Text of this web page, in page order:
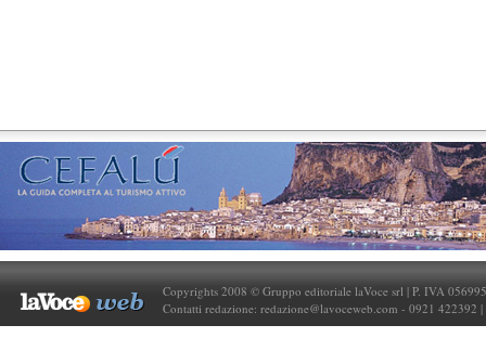
Copyrights 2008 © Gruppo editoriale laVoce srl | P. IVA
Contatti redazione: redazione@lavoceweb.com - 0921 422392 |